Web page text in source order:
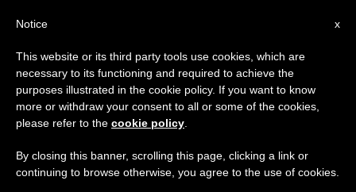
x
Notice
This website or its third party tools use cookies, which are
necessary to its functioning and required to achieve the
purposes illustrated in the cookie policy. If you want to know
more or withdraw your consent to all or some of the cookies,
please refer to the cookie policy
By closing this banner, scrolling this page, clicking a link or
continuing to browse otherwise, you agree to the use of cookies.